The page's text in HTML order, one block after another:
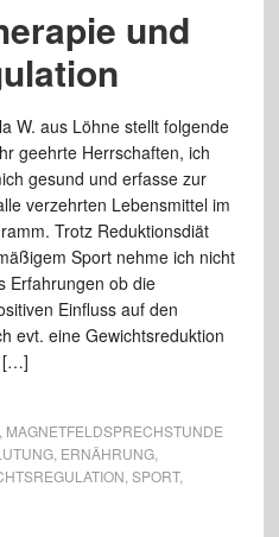
und
W. aus Löhne stellt folgende
geehrte Herrschaften, ich
gesund und erfasse zur
verzehrten Lebensmittel im
Trotz Reduktionsdiät
Sport nehme ich nicht
Erfahrungen ob die
Einfluss auf den
evt. eine Gewichtsreduktion
[…]
MAGNETFELDSPRECHSTUNDE
, ERNÄHRUNG,
SPORT,